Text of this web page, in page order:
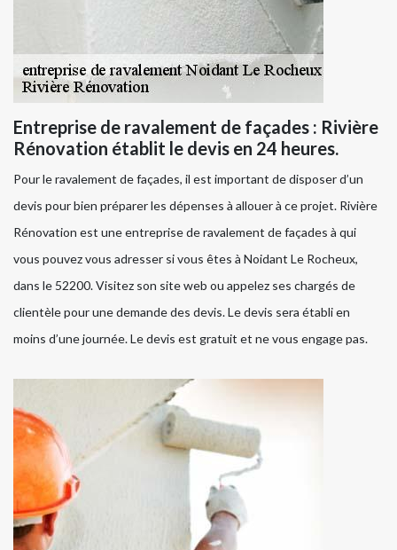
Entreprise de ravalement de façades : Rivière
Rénovation établit le devis en 24 heures.
Pour le ravalement de façades, il est important de disposer d’un
devis pour bien préparer les dépenses à allouer à ce projet. Rivière
Rénovation est une entreprise de ravalement de façades à qui
vous pouvez vous adresser si vous êtes à Noidant Le Rocheux,
dans le 52200. Visitez son site web ou appelez ses chargés de
clientèle pour une demande des devis. Le devis sera établi en
moins d’une journée. Le devis est gratuit et ne vous engage pas.